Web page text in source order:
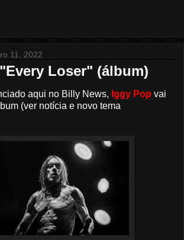
11, 2022
Loser" (álbum)
aqui no Billy News, Iggy Pop vai
(ver notícia e novo tema